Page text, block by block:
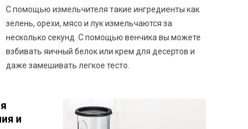
С помощью измельчителя такие ингредиенты как
зелень, орехи, мясо и лук измельчаются за
несколько секунд. С помощью венчика вы можете
взбивать яичный белок или крем для десертов и
даже замешивать легкое тесто.
и